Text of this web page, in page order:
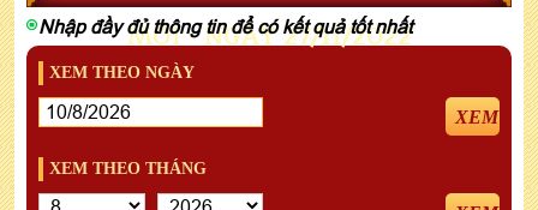
MỚI - NGÀY 27/11/2022
Nhập đầy đủ thông tin để có kết quả tốt nhất
XEM THEO NGÀY
XEM
XEM THEO THÁNG